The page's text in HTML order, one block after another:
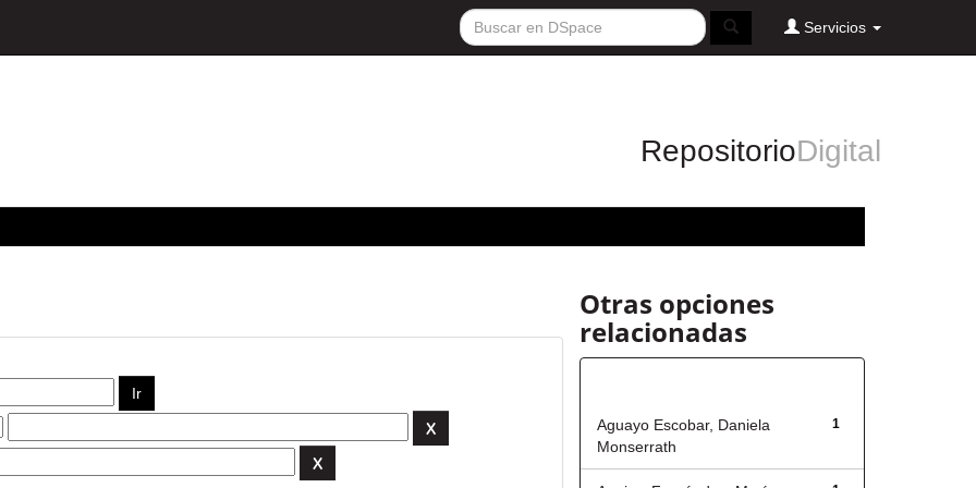
Servicios
RepositorioDigital
Otras opciones
relacionadas
1
Aguayo Escobar, Daniela
Monserrath